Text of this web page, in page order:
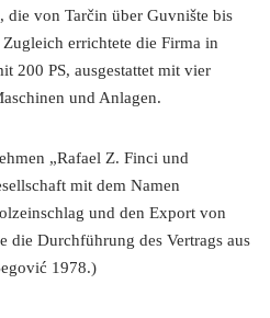
die von Tarčin über Guvnište bis
errichtete die Firma in
200 PS, ausgestattet mit vier
und Anlagen.
„Rafael Z. Finci und
mit dem Namen
und den Export von
die Durchführung des Vertrags aus
1978.)